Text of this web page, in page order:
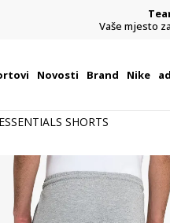
Vaše mjesto
Novosti Brand Nike
SHORTS